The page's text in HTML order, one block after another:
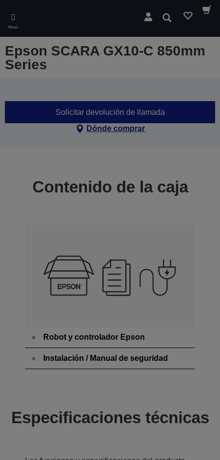
main
content
Menú
Buscar
Epson SCARA GX10-C 850mm
Series
Solicitar devolución de llamada
Dónde comprar
Contenido de la caja
Robot y controlador Epson
Instalación / Manual de seguridad
Especificaciones técnicas